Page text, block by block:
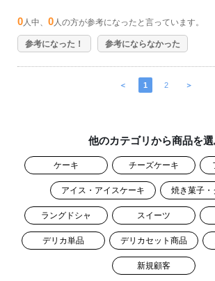
0 人中、 0 人の方が参考になったと言っています。
参考になった！ 参考にならなかった
＜ 1 2 ＞
他のカテゴリから商品を
ケーキ チーズケーキ
アイス・アイスケーキ 焼き菓子・
ラングドシャ スイーツ
デリカ単品 デリカセット商品
新規顧客